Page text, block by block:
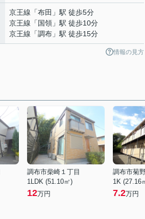
京王線 「布田 」駅 徒歩5分
京王線 「 国領 」駅 徒歩10分
京王線 「調布 」駅 徒歩15分
情報の見方
調布市柴崎１丁目
1LDK (51.10㎡)
12万円
調布市菊
1K (27.16
7.2万円